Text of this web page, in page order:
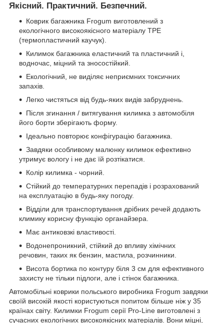
Якісний. Практичний. Безпечний.
Коврик багажника Frogum виготовлений з
екологічного високоякісного матеріалу TPE
(термопластичний каучук).
Килимок багажника еластичний та пластичний і,
водночас, міцний та зносостійкий.
Екологічний, не виділяє неприємних токсичних
запахів.
Легко чистяться від будь-яких видів забруднень.
Після згинання / витягування килимка з автомобіля
його борти зберігають форму.
Ідеально повторює конфігурацію багажника.
Завдяки особливому малюнку килимок ефективно
утримує вологу і не дає їй розтікатися.
Колір килимка - чорний.
Стійкий до температурних перепадів і розрахований
на експлуатацію в будь-яку погоду.
Відділи для транспортування дрібних речей додають
климику корисну функцію органайзера.
Має антиковзкі властивості.
Водонепроникний, стійкий до впливу хімічних
речовин, таких як бензин, мастила, розчинники.
Висота бортика по контуру біля 3 см для ефективного
захисту не тільки підлоги, але і стінок багажника.
Автомобільні коврики польського виробника Frogum завдяки
своїй високій якості користуються попитом більше ніж у 35
країнах світу. Килимки Frogum серії Pro-Line виготовлені з
сучасних екологічних високоякісних матеріалів. Вони міцні,